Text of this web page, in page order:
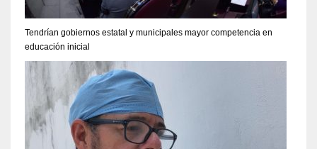
Tendrían gobiernos estatal y municipales mayor competencia en
educación inicial